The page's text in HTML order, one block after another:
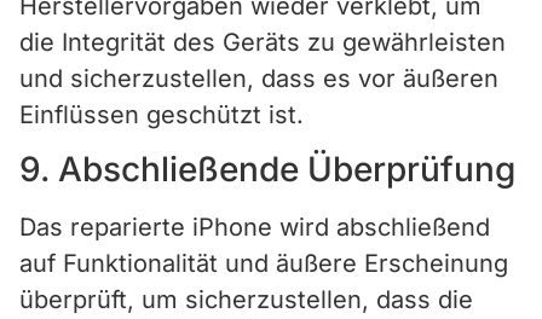
die Integrität des Geräts zu gewährleisten
und sicherzustellen, dass es vor äußeren
Einflüssen geschützt ist.
9. Abschließende Überprüfung
Das reparierte iPhone wird abschließend
auf Funktionalität und äußere Erscheinung
überprüft, um sicherzustellen, dass die